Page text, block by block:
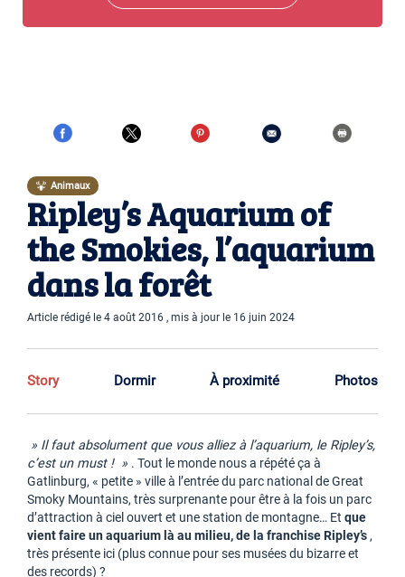
Animaux
Ripley’s Aquarium of
the Smokies, l’aquarium
dans la forêt
Article rédigé le 4 août 2016 , mis à jour le 16 juin 2024
Story Dormir À proximité Photos
» Il faut absolument que vous alliez à l’aquarium, le Ripley’s,
c’est un must ! » . Tout le monde nous a répété ça à
Gatlinburg, « petite » ville à l’entrée du parc national de Great
Smoky Mountains, très surprenante pour être à la fois un parc
d’attraction à ciel ouvert et une station de montagne… Et que
vient faire un aquarium là au milieu, de la franchise Ripley’s,
très présente ici (plus connue pour ses musées du bizarre et
des records) ?